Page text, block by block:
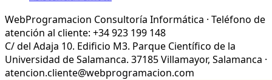
WebProgramacion Consultoría Informática · Teléfono de
atención al cliente: +34 923 199 148
C/ del Adaja 10. Edificio M3. Parque Científico de la
Universidad de Salamanca. 37185 Villamayor, Salamanca ·
atencion.cliente@webprogramacion.com